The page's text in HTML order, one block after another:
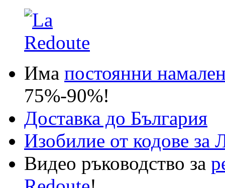
Има постоянни
75%-90%!
Доставка до България
Изобилие от кодове за
Видео ръководство за